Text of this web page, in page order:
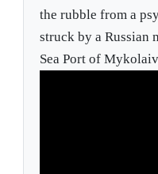
the rubble from a
struck by a Russian
Sea Port of